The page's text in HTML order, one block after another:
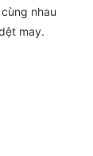
nhau
may.